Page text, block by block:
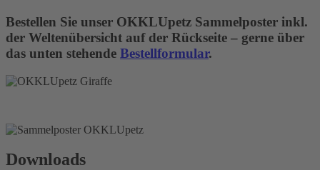
Bestellen Sie unser OKKLUpetz Sammelposter inkl.
der Weltenübersicht auf der Rückseite – gerne über
das unten stehende Bestellformular.
Downloads